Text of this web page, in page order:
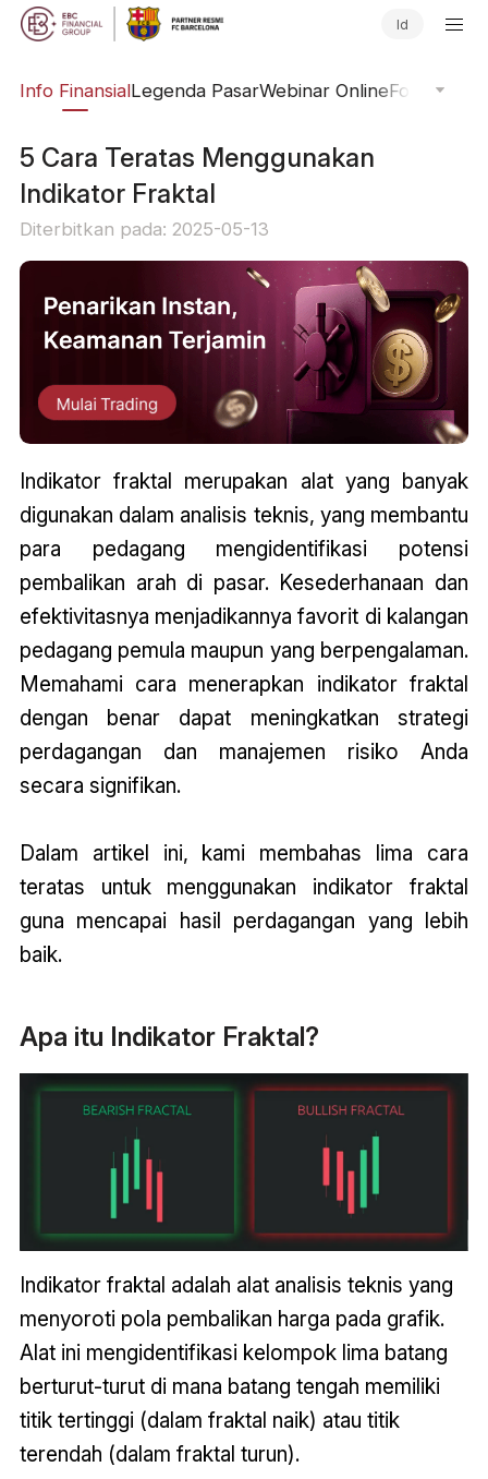
Id
Info FinansialLegenda PasarWebinar OnlineFokus
5 Cara Teratas Menggunakan
Indikator Fraktal
Diterbitkan pada: 2025-05-13
Indikator fraktal merupakan alat yang banyak
digunakan dalam analisis teknis, yang membantu
para pedagang mengidentifikasi potensi
pembalikan arah di pasar. Kesederhanaan dan
efektivitasnya menjadikannya favorit di kalangan
pedagang pemula maupun yang berpengalaman.
Memahami cara menerapkan indikator fraktal
dengan benar dapat meningkatkan strategi
perdagangan dan manajemen risiko Anda
secara signifikan.
Dalam artikel ini, kami membahas lima cara
teratas untuk menggunakan indikator fraktal
guna mencapai hasil perdagangan yang lebih
baik.
Apa itu Indikator Fraktal?
Indikator fraktal adalah alat analisis teknis yang
menyoroti pola pembalikan harga pada grafik.
Alat ini mengidentifikasi kelompok lima batang
berturut-turut di mana batang tengah memiliki
titik tertinggi (dalam fraktal naik) atau titik
terendah (dalam fraktal turun).